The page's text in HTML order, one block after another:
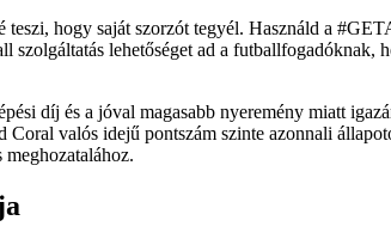
hogy saját szorzót tegyél. Használd a
lehetőséget ad a futballfogadóknak,
díj és a jóval magasabb nyeremény miatt
valós idejű pontszám szinte azonnali